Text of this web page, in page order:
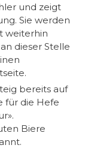
und zeigt
Sie werden
weiterhin
dieser Stelle
bereits auf
für die Hefe
Biere